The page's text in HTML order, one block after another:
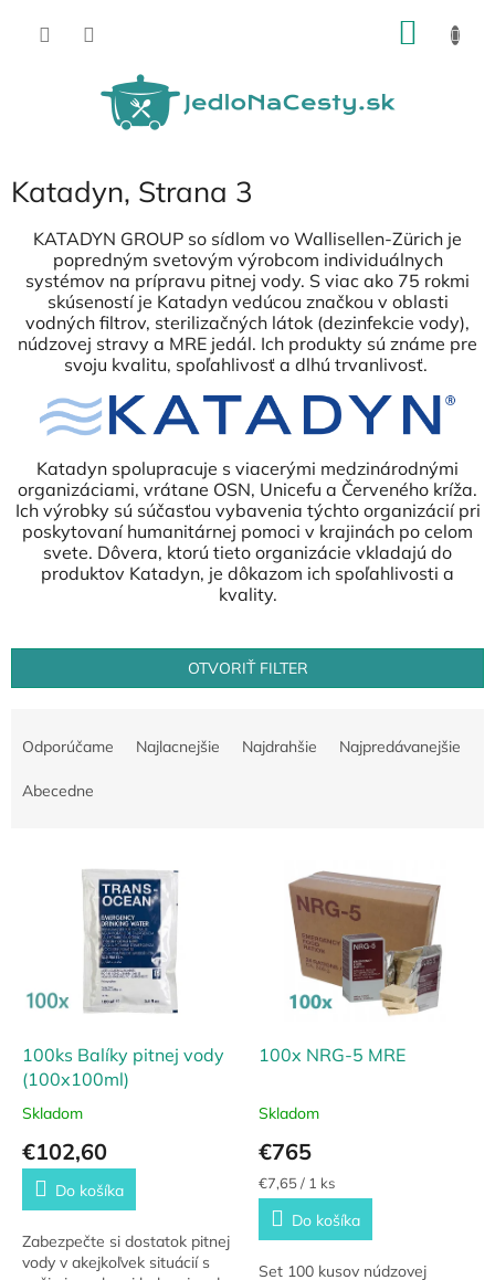
Katadyn, Strana 3
KATADYN GROUP so sídlom vo Wallisellen-Zürich je
popredným svetovým výrobcom individuálnych
systémov na prípravu pitnej vody. S viac ako 75 rokmi
skúseností je Katadyn vedúcou značkou v oblasti
vodných filtrov, sterilizačných látok (dezinfekcie vody),
núdzovej stravy a MRE jedál. Ich produkty sú známe pre
svoju kvalitu, spoľahlivosť a dlhú trvanlivosť.
Katadyn spolupracuje s viacerými medzinárodnými
organizáciami, vrátane OSN, Unicefu a Červeného kríža.
Ich výrobky sú súčasťou vybavenia týchto organizácií pri
poskytovaní humanitárnej pomoci v krajinách po celom
svete. Dôvera, ktorú tieto organizácie vkladajú do
produktov Katadyn, je dôkazom ich spoľahlivosti a
kvality.
OTVORIŤ FILTER
Odporúčame Najlacnejšie Najdrahšie Najpredávanejšie
Abecedne
100ks Balíky pitnej vody
(100x100ml)
Skladom
€102,60
Do košíka
Zabezpečte si dostatok pitnej
vody v akejkoľvek situácií s
100x NRG-5 MRE
Skladom
€765
Jednotková
cena:
€7,65 / 1 ks
Do košíka
Set 100 kusov núdzovej